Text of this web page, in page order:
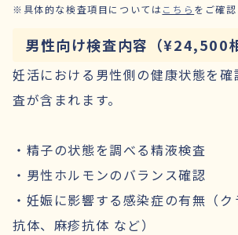
※具体的な検査項目についてはこちら をご確
男性向け検査内容（¥24,500
妊活における男性側の健康状態を
査が含まれます。
・精子の状態を調べる精液検査
・男性ホルモンのバランス確認
・妊娠に影響する感染症の有無（ク
抗体、麻疹抗体 など）